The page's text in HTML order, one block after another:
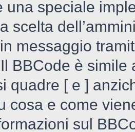
una speciale
scelta
messaggio
BBCode è simile
quadre [ e ]
cosa e come
sul